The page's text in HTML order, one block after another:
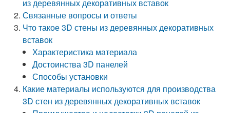
из деревянных декоративных вставок
Связанные вопросы и ответы
Что такое 3D стены из деревянных декоративных
вставок
Характеристика материала
Достоинства 3D панелей
Способы установки
Какие материалы используются для производства
3D стен из деревянных декоративных вставок